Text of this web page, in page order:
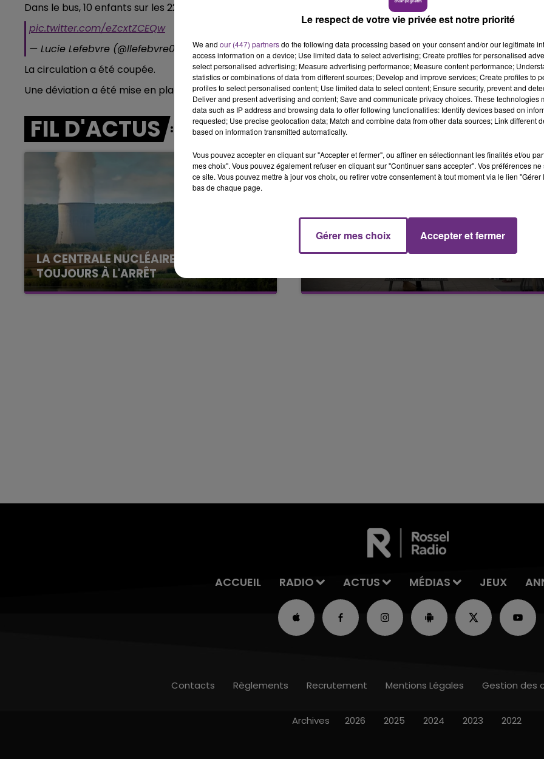
Dans le bus, 10 enfants sur les 22 transportés, ont été légèrement blessés.
pic.twitter.com/eZcxtZCEQw
— Lucie Lefebvre (@llefebvre02000)30 janvier 2018
La circulation a été coupée.
Une déviation a été mise en place.
FIL D'ACTUS
LA CENTRALE NUCLÉAIRE DE CHOOZ
TOUJOURS À L'ARRÊT
Cela fait déjà une semaine que la centrale
LE MAGASIN JOUÉCLUB DE REIMS FERME
C'était l'une des institutions du centre-ville
11h00 - 16h00
Le week-end Champagne FM Le Week-end Champagne FM
ACCUEIL RADIO ACTUS MÉDIAS JEUX
Contacts Règlements Recrutement Mentions Légales Gestion des
Archives 2026 2025 2024 2023 2022
Le respect de votre vie privée est notre priorité
We and our (447) partnersdo the following data processing based on your consent and/or our legitimate
access information on a device; Use limited data to select advertising; Create profiles for personalised
select personalised advertising; Measure advertising performance; Measure content performance;
statistics or combinations of data from different sources; Develop and improve services; Create profiles to
profiles to select personalised content; Use limited data to select content; Ensure security, prevent and
Deliver and present advertising and content; Save and communicate privacy choices. These technologies
data such as IP address and browsing data to offer following functionalities: Identify devices based on
requested; Use precise geolocation data; Match and combine data from other data sources; Link different
based on information transmitted automatically.
Vous pouvez accepter en cliquant sur "Accepter et fermer", ou affiner en sélectionnant les finalités et/ou
mes choix". Vous pouvez également refuser en cliquant sur "Continuer sans accepter". Vos préférences
ce site. Vous pouvez mettre à jour vos choix, ou retirer votre consentement à tout moment via le lien
bas de chaque page.
Gérer mes choix Accepter et fermer